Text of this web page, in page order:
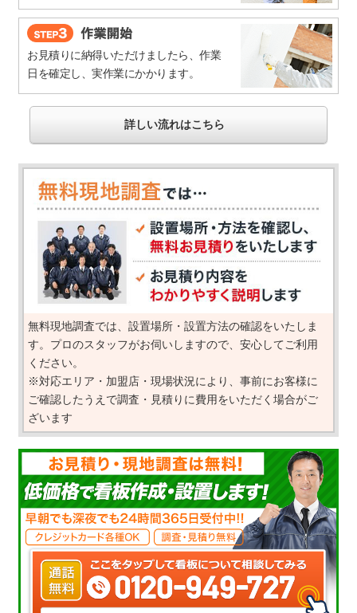
お見積りに納得いただけましたら、作業
日を確定し、実作業にかかります。
詳しい流れはこちら
無料現地調査では、設置場所・設置方法の確認をいたしま
す。プロのスタッフがお伺いしますので、安心してご利用
ください。
※対応エリア・加盟店・現場状況により、事前にお客様に
ご確認したうえで調査・見積りに費用をいただく場合がご
ざいます